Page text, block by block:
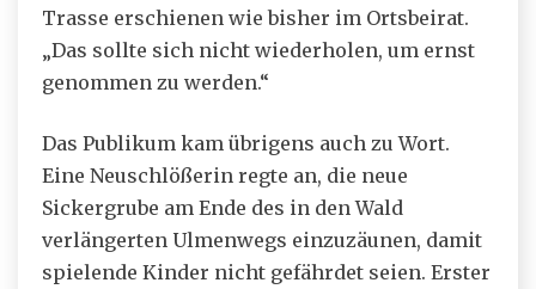
Trasse erschienen wie bisher im Ortsbeirat.
„Das soll­te sich nicht wie­der­ho­len, um ernst
ge­nom­men zu wer­den.“
Das Publikum kam übrigens auch zu Wort.
Eine Neuschlößerin regte an, die neue
Sickergrube am Ende des in den Wald
verlängerten Ulmenwegs einzuzäunen, damit
spielende Kinder nicht gefährdet seien. Erster